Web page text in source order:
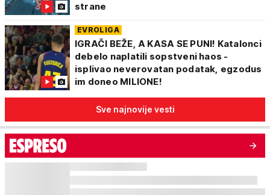
strane
EVROLIGA
IGRAČI BEŽE, A KASA SE PUNI! Katalonci
debelo naplatili sopstveni haos -
isplivao neverovatan podatak, egzodus
im doneo MILIONE!
Sve najnovije vesti